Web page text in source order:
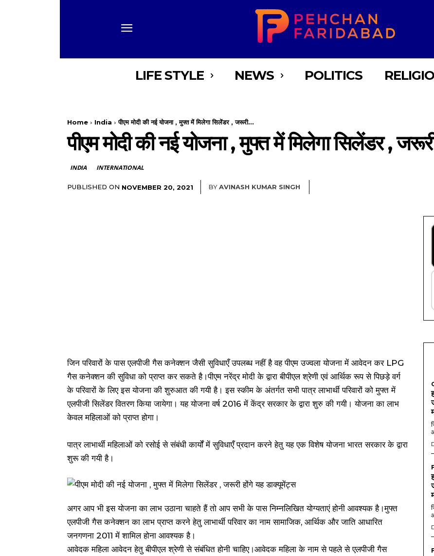
LIFE STYLE NEWS POLITICS
Home India पीएम मोदी की नई योजना , मुफ्त में मिलेगा सिलेंडर , जरूरी...
पीएम मोदी की नई योजना , मुफ्त में मिलेगा सिलेंडर ,
INDIA INTERNATIONAL
PUBLISHED ON NOVEMBER 20, 2021 BYAVINASH KUMAR SINGH
जिन परिवारों के पास एलपीजी गैस कनेक्शन जैसी सुविधाएँ उपलब्ध नहीं है वह पीएम उज्वला योजना में आवेदन कर LPG
गैस कनेक्शन की सुविधा को प्राप्त कर सकते है।पीएम नरेंद्र मोदी के द्वारा बीपीएल श्रेणी एवं आर्थिक रूप से पिछड़े वर्ग
के परिवारों के लिए इस योजना की शुरुआत की गयी है। इस स्कीम के अंतर्गत सभी पात्र लाभार्थी परिवारों को मुफ्त में
एलपीजी सिलेंडर वितरण किया जायेगा। यह योजना वर्ष 2016 में केंद्र सरकार के द्वारा शुरु की गयी। योजना का लाभ
केवल महिलाओं को प्राप्त होगा।
पात्र लाभार्थी महिलाओं को रसोई से संबंधी कार्यों में सुविधाएँ प्रदान करने हेतु यह एक विशेष योजना भारत सरकार के द्वारा
शुरू की गयी है।
अगर आप भी इस योजना का लाभ उठाना चाहते हैं तो आप सभी के पास निम्नलिखित योग्यताएं होनी आवश्यक है।मुफ्त
एलपीजी गैस कनेक्शन का लाभ प्राप्त करने हेतु लाभार्थी परिवार का नाम सामाजिक, आर्थिक और जाति आधारित
जनगणना 2011 में शामिल होना आवश्यक है।
आवेदक महिला आवेदन हेतु बीपीएल श्रेणी से संबंधित होनी चाहिए।आवेदक महिला के नाम से पहले से एलपीजी गैस